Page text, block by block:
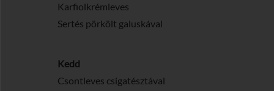
Karfiolkrémleves
Sertés pörkölt galuskával
Kedd
Csontleves csigatésztával